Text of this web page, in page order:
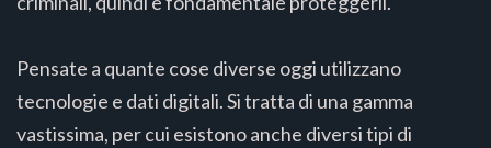
Pensate a quante cose diverse oggi utilizzano
tecnologie e dati digitali. Si tratta di una gamma
vastissima, per cui esistono anche diversi tipi di